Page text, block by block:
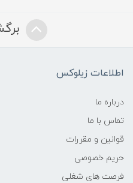
اطلاعات زیلوکس
درباره ما
تماس با ما
قوانین و مقررات
حریم خصوصی
فرصت های شغلی